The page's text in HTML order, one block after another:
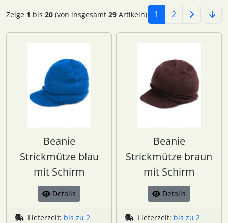
Zeige 1 bis20 (von insgesamt29 Artikeln) 1 2
Beanie
Strickmütze blau
mit Schirm
Details
Lieferzeit: bis zu 2
Beanie
Strickmütze braun
mit Schirm
Details
Lieferzeit: bis zu 2